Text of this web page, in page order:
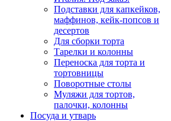
Подставки для капкейков,
маффинов, кейк-попсов и
десертов
Для сборки торта
Тарелки и колонны
Переноска для торта и
тортовницы
Поворотные столы
Муляжи для тортов,
палочки, колонны
Посуда и утварь